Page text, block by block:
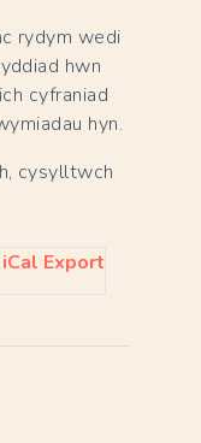
rydym wedi
hwn
cyfraniad
hyn.
cysylltwch
iCal Export